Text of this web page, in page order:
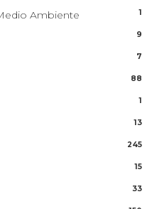
Ambiente 1
9
7
88
1
13
245
15
33